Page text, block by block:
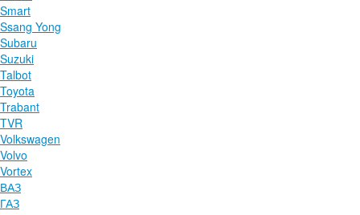
Smart
Ssang Yong
Subaru
Suzuki
Talbot
Toyota
Trabant
TVR
Volkswagen
Volvo
Vortex
ВАЗ
ГАЗ